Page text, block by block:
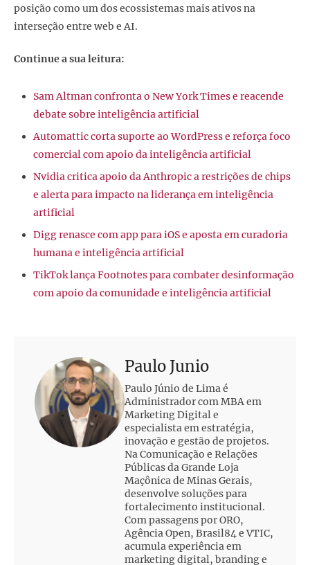
posição como um dos ecossistemas mais ativos na
interseção entre web e AI.
Continue a sua leitura:
Sam Altman confronta o New York Times e reacende
debate sobre inteligência artificial
Automattic corta suporte ao WordPress e reforça foco
comercial com apoio da inteligência artificial
Nvidia critica apoio da Anthropic a restrições de chips
e alerta para impacto na liderança em inteligência
artificial
Digg renasce com app para iOS e aposta em curadoria
humana e inteligência artificial
TikTok lança Footnotes para combater desinformação
com apoio da comunidade e inteligência artificial
Paulo Junio
Paulo Júnio de Lima é
Administrador com MBA em
Marketing Digital e
especialista em estratégia,
inovação e gestão de projetos.
Na Comunicação e Relações
Públicas da Grande Loja
Maçônica de Minas Gerais,
desenvolve soluções para
fortalecimento institucional.
Com passagens por ORO,
Agência Open, Brasil84 e VTIC,
acumula experiência em
marketing digital, branding e